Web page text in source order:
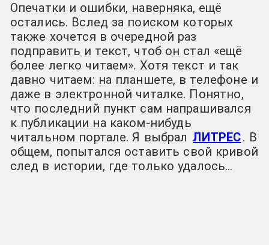
Опечатки и ошибки, наверняка, ещё
остались. Вслед за поиском которых
также хочется в очередной раз
подправить и текст, чтоб он стал «ещё
более легко читаем». Хотя текст и так
давно читаем: на планшете, в телефоне и
даже в электронной читалке. Понятно,
что последний пункт сам напрашивался
к публикации на каком-нибудь
читальном портале. Я выбрал ЛИТРЕС. В
общем, попытался оставить свой кривой
след в истории, где только удалось…